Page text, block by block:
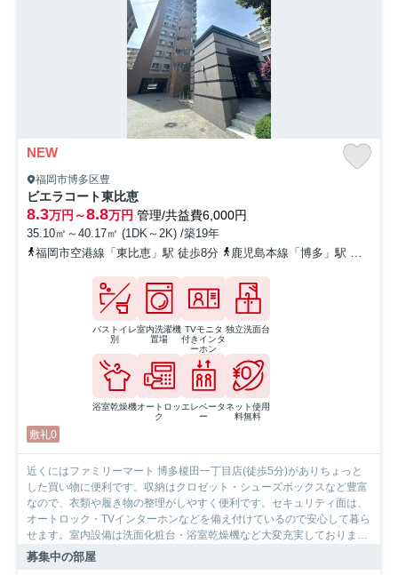
NEW
福岡市博多区豊
ビエラコート東比恵
8.3万円～8.8万円 管理/共益費6,000円
35.10㎡～40.17㎡ (1DK～2K) /築19年
福岡市空港線「東比恵」駅 徒歩8分
鹿児島本線「博多」駅 徒歩22分
バストイレ
別
室内洗濯機
置場
TVモニタ
付きインタ
ーホン
独立洗面台
浴室乾燥機オートロッ
ク
エレベータ
ー
ネット使用
料無料
敷礼0
近くにはファミリーマート 博多榎田一丁目店(徒歩5分)がありちょっと
した買い物に便利です。収納はクロゼット・シューズボックスなど豊富
なので、衣類や履き物の整理がしやすく便利です。セキュリティ面は、
オートロック・TVインターホンなどを備え付けているので安心して暮ら
せます。室内設備は洗面化粧台・浴室乾燥機など大変充実しておりま
す。共用部にはエレベータ・敷地内ごみ置き場などが揃っており、とて
も充実しています。お客様の多種多様なニーズに応えるべく、数多くの
募集中の部屋